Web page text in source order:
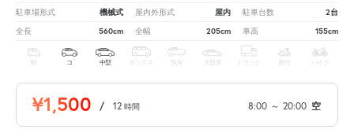
駐車場形式 機械式 屋内外形式 屋内 駐車台数 2台
全長 560cm 全幅 205cm 車高 155cm
軽 コ 中型 ボックス SUV 大型車 トラック 原付 バイク
¥1,500 / 12 時間 8:00 ～ 20:00 空